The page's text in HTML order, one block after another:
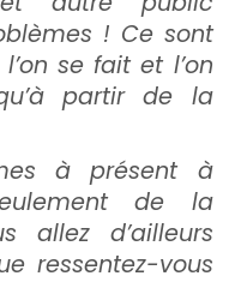
! Ce sont
se fait et l’on
partir de la
à présent à
de la
allez d’ailleurs
ressentez-vous